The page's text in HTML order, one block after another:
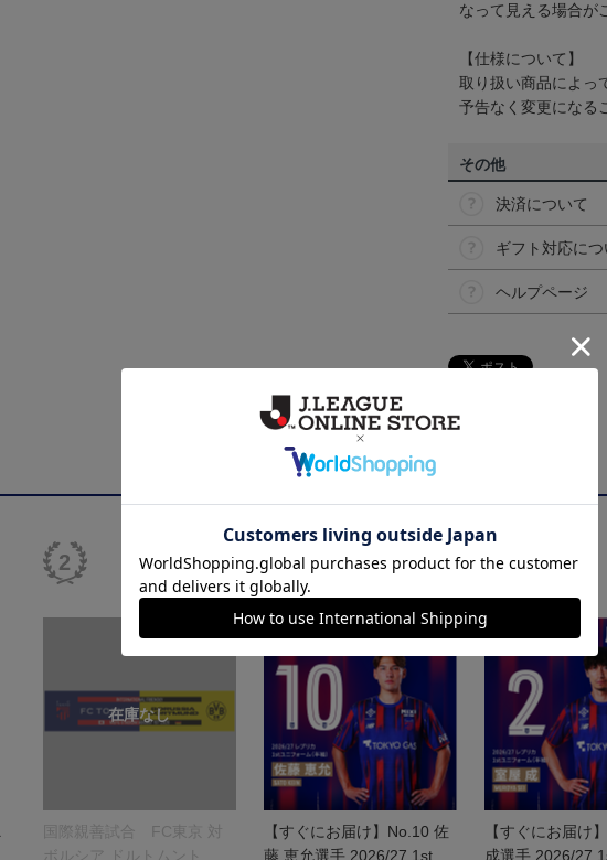
なって見える場合が
【仕様について】
取り扱い商品によっ
予告なく変更になる
その他
決済について
ギフト対応に
ヘルプページ
国際親善試合 FC東京 対
ボルシア ドルトムント プ
【すぐにお届け】No.10 佐
藤 恵允選手 2026/27 1st レ
【すぐにお届け
成選手 2026/27